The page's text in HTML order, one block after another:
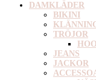
DAMKLÄDER
BIKINI
TRÖJOR
JEANS
JACKOR